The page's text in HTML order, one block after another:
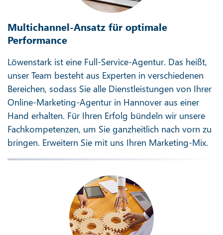
Multichannel-Ansatz für optimale
Performance
Löwenstark ist eine Full-Service-Agentur. Das heißt,
unser Team besteht aus Experten in verschiedenen
Bereichen, sodass Sie alle Dienstleistungen von Ihrer
Online-Marketing-Agentur in Hannover aus einer
Hand erhalten. Für Ihren Erfolg bündeln wir unsere
Fachkompetenzen, um Sie ganzheitlich nach vorn zu
bringen. Erweitern Sie mit uns Ihren Marketing-Mix.